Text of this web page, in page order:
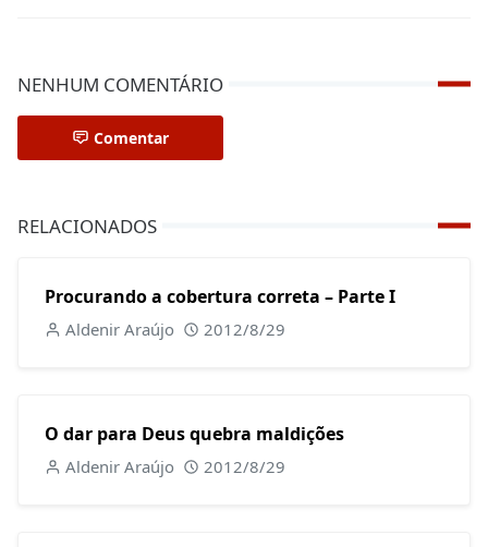
NENHUM COMENTÁRIO
Comentar
RELACIONADOS
Procurando a cobertura correta – Parte I
Aldenir Araújo 2012/8/29
O dar para Deus quebra maldições
Aldenir Araújo 2012/8/29